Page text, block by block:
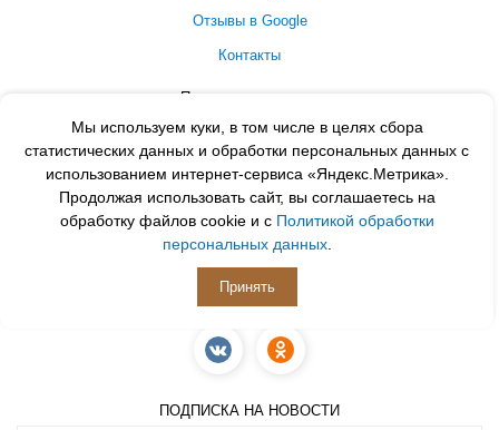
Мы используем куки, в том числе в целях сбора
статистических данных и обработки персональных данных с
использованием интернет-сервиса «Яндекс.Метрика».
Продолжая использовать сайт, вы соглашаетесь на
обработку файлов cookie и с Политикой обработки
персональных данных.
Принять
Отзывы в Google
Контакты
Принимаем к оплате
ПОДПИСЫВАЙСЯ
ПОДПИСКА НА НОВОСТИ